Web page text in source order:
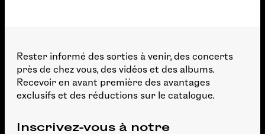
Rester informé des sorties à venir, des concerts
près de chez vous, des vidéos et des albums.
Recevoir en avant première des avantages
exclusifs et des réductions sur le catalogue.
Inscrivez-vous à notre